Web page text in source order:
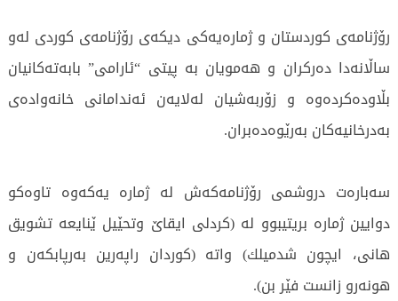
رۆژنامەی كوردستان و ژمارەیەكی دیكەی رۆژنامەی كوردی لەو
ساڵانەدا دەركران و هەمویان بە پیتی “ئارامی” بابەتەكانیان
بڵاودەكردەوە و زۆربەشیان لەلایەن ئەندامانی خانەوادەی
بەدرخانیەكان بەرێوەدەبران.
سەبارەت دروشمی رۆژنامەكەش لە ژمارە یەكەوە تاوەکو
دوایین ژمارە بریتیبوو لە (كردلی ایقاێ وتحێیل ێنایعە تشویق
هانی، ایچون شدمیلك) واتە (كوردان راپەرین بەرپابكەن ‌و
هونەر‌و زانست فێر بن).